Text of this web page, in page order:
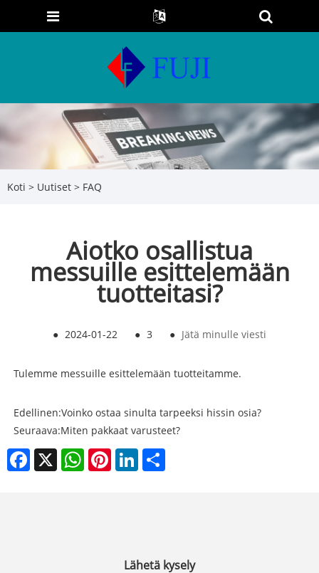
Koti > Uutiset > FAQ
Aiotko osallistua
messuille esittelemään
tuotteitasi?
● 2024-01-22 ● 3 ● Jätä minulle viesti
Tulemme messuille esittelemään tuotteitamme.
Edellinen:Voinko ostaa sinulta tarpeeksi hissin osia?
Seuraava:Miten pakkaat varusteet?
Facebook
X WhatsAppPinterestLinkedIn
Lähetä kysely